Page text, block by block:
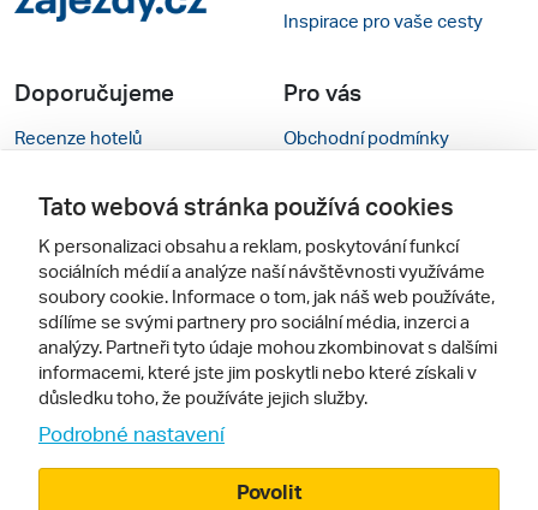
Inspirace pro vaše cesty
Doporučujeme
Recenze hotelů
Zájazdy.sk
Pro vás
Obchodní podmínky
Mobilní verze webu
Sledujte nás
Tato webová stránka používá cookies
K personalizaci obsahu a reklam, poskytování funkcí
sociálních médií a analýze naší návštěvnosti využíváme
soubory cookie. Informace o tom, jak náš web používáte,
sdílíme se svými partnery pro sociální média, inzerci a
analýzy. Partneři tyto údaje mohou zkombinovat s dalšími
informacemi, které jste jim poskytli nebo které získali v
důsledku toho, že používáte jejich služby.
Podrobné nastavení
Povolit